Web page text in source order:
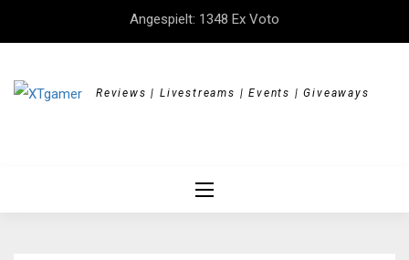
Angespielt: 1348 Ex Voto
Reviews | Livestreams | Events | Giveaways